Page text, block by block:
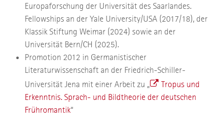
Europaforschung der Universität des Saarlandes.
Fellowships an der Yale University/USA (2017/18), der
Klassik Stiftung Weimar (2024) sowie an der
Universität Bern/CH (2025).
Promotion 2012 in Germanistischer
Literaturwissenschaft an der Friedrich-Schiller-
Universität Jena mit einer Arbeit zu „
Tropus und
Erkenntnis. Sprach- und Bildtheorie der deutschen
Frühromantik“